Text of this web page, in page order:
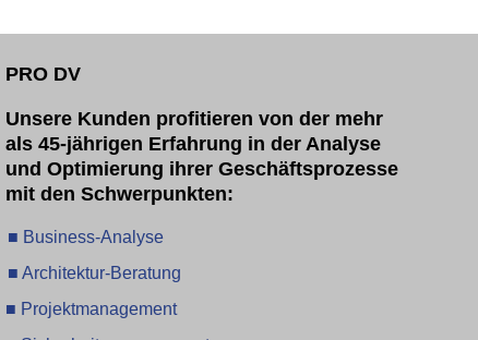
PRO DV
Unsere Kunden profitieren von der mehr
als 45-jährigen Erfahrung in der Analyse
und Optimierung ihrer Geschäftsprozesse
mit den Schwerpunkten:
■ Business-Analyse
■ Architektur-Beratung
■ Projektmanagement